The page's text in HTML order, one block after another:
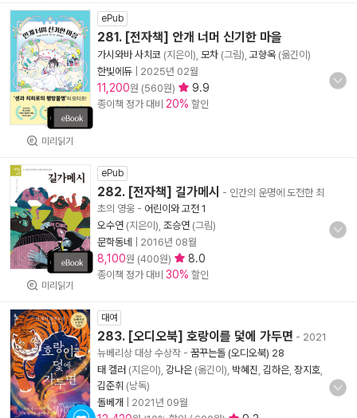
미리읽기
ePub
281. [전자책] 안개 너머 신기한 마을
가시와바 사치코 (지은이), 모차 (그림), 고향옥 (옮긴이)
한빛에듀
2025년 02월
11,200원 (560원) 9.9
종이책 정가 대비 20% 할인
미리읽기
ePub
282. [전자책] 길가메시 - 인간의 운명에 도전한 최
초의 영웅 - 어린이와 고전 1
오수연 (지은이), 조승연 (그림)
문학동네
2016년 08월
8,100원 (400원) 8.0
종이책 정가 대비 30% 할인
대여
283. [오디오북] 호랑이를 덫에 가두면 - 2021
뉴베리상 대상 수상작 - 꿈꾸는돌 (오디오북) 28
태 켈러 (지은이), 강나은 (옮긴이), 박혜진 김하은 장지호
김준휘 (낭독)
돌베개
2021년 09월